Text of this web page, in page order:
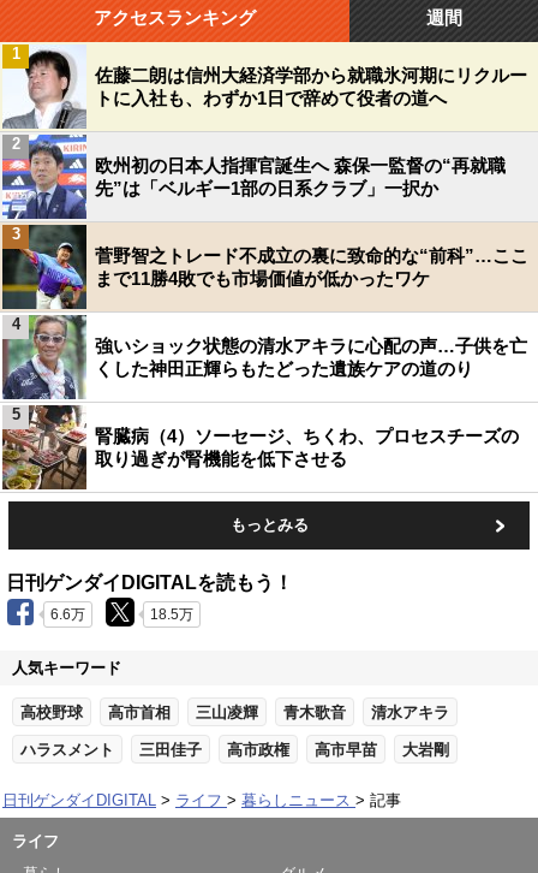
アクセスランキング 週間
佐藤二朗は信州大経済学部から就職氷河期にリクルー
トに入社も、わずか1日で辞めて役者の道へ
1
欧州初の日本人指揮官誕生へ 森保一監督の“再就職
先”は「ベルギー1部の日系クラブ」一択か
2
菅野智之トレード不成立の裏に致命的な“前科”…ここ
まで11勝4敗でも市場価値が低かったワケ
3
強いショック状態の清水アキラに心配の声…子供を亡
くした神田正輝らもたどった遺族ケアの道のり
4
腎臓病（4）ソーセージ、ちくわ、プロセスチーズの
取り過ぎが腎機能を低下させる
5
もっとみる
日刊ゲンダイDIGITALを読もう！
6.6万 18.5万
人気キーワード
高校野球 高市首相 三山凌輝 青木歌音 清水アキラ
ハラスメント 三田佳子 高市政権 高市早苗 大岩剛
日刊ゲンダイDIGITAL ライフ 暮らしニュース 記事
ライフ